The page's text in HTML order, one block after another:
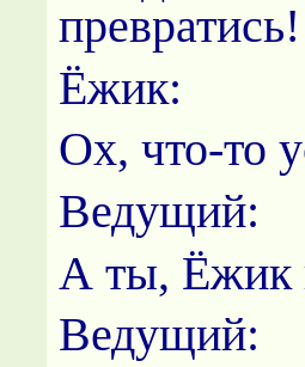
превратись!
Ёжик:
Ох, что-то
Ведущий:
А ты, Ёжик
Ведущий: